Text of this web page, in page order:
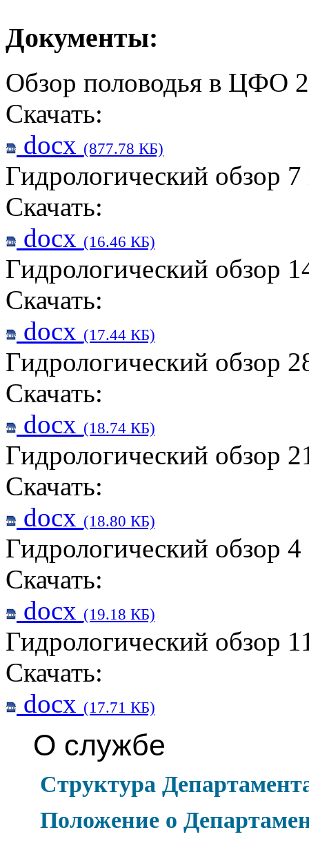
Документы:
Обзор половодья в ЦФО
Скачать:
docx (877.78 КБ)
Гидрологический обзор 7
Скачать:
docx (16.46 КБ)
Гидрологический обзор
Скачать:
docx (17.44 КБ)
Гидрологический обзор
Скачать:
docx (18.74 КБ)
Гидрологический обзор
Скачать:
docx (18.80 КБ)
Гидрологический обзор 4
Скачать:
docx (19.18 КБ)
Гидрологический обзор
Скачать:
docx (17.71 КБ)
О службе
Структура
Положение о